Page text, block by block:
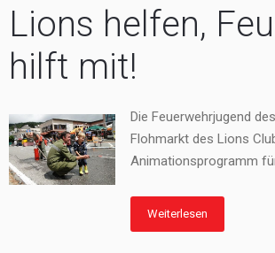
Lions helfen,
hilft mit!
Die Feuerwehrjugend
Flohmarkt des Lions
Animationsprogramm
Weiterlesen